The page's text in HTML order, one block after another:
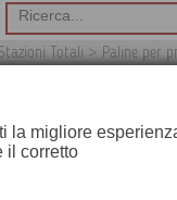
Totali > Paline per
la migliore
il corretto